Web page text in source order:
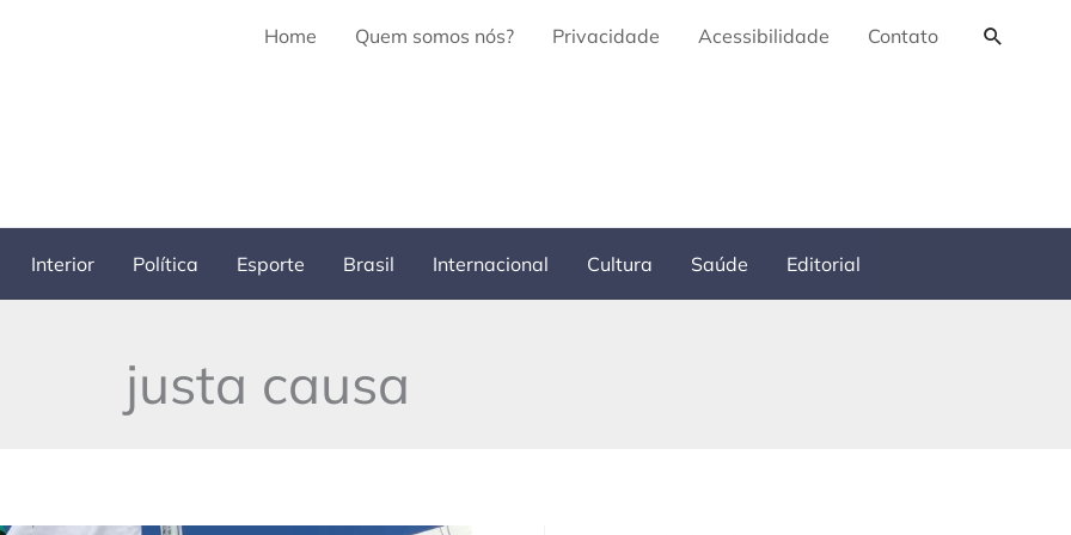
Home Quem somos nós? Privacidade Acessibilidade Contato
Interior Política Esporte Brasil Internacional Cultura Saúde Editorial
justa causa